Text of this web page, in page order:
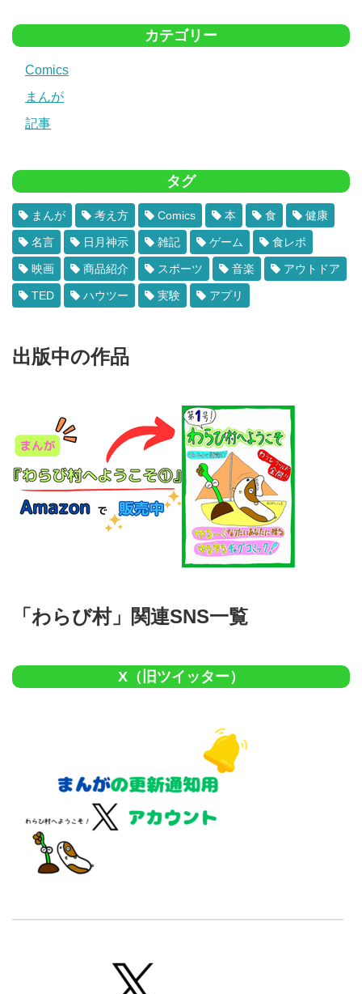
カテゴリー
Comics
まんが
記事
タグ
まんが 考え方 Comics 本 食 健康
名言 日月神示 雑記 ゲーム 食レポ
映画 商品紹介 スポーツ 音楽 アウトドア
TED ハウツー 実験 アプリ
出版中の作品
「わらび村」関連SNS一覧
X（旧ツイッター）